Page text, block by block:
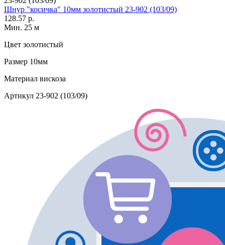
Шнур "косичка" 10мм золотистый 23-902 (103/09)
128.57 р.
Мин. 25 м
Цвет золотистый
Размер 10мм
Материал вискоза
Артикул 23-902 (103/09)